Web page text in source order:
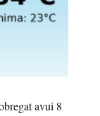
avui 8